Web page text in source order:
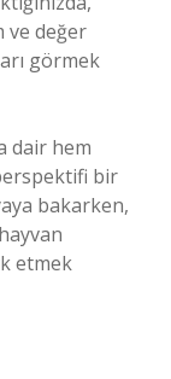
ve değer
görmek
dair hem
bir
bakarken,
etmek